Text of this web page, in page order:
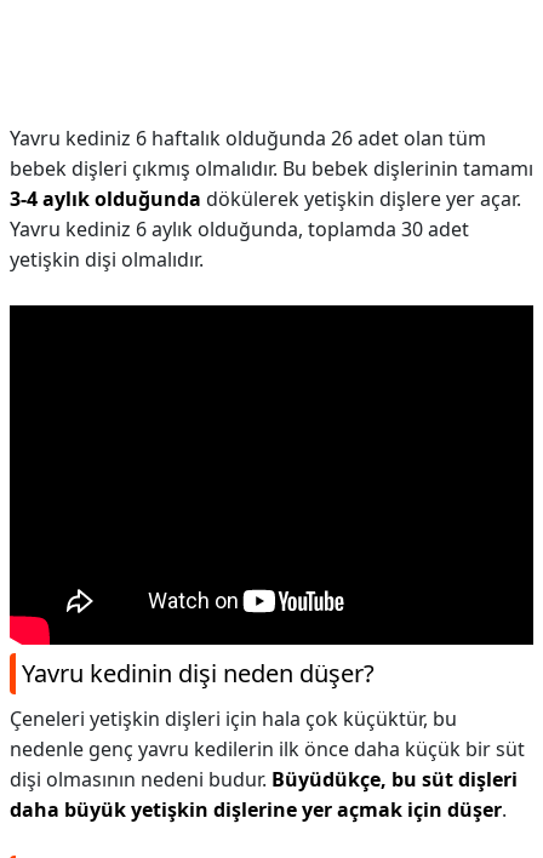
Yavru kediniz 6 haftalık olduğunda 26 adet olan tüm
bebek dişleri çıkmış olmalıdır. Bu bebek dişlerinin tamamı
3-4 aylık olduğunda dökülerek yetişkin dişlere yer açar.
Yavru kediniz 6 aylık olduğunda, toplamda 30 adet
yetişkin dişi olmalıdır.
Yavru kedinin dişi neden düşer?
Çeneleri yetişkin dişleri için hala çok küçüktür, bu
nedenle genç yavru kedilerin ilk önce daha küçük bir süt
dişi olmasının nedeni budur. Büyüdükçe, bu süt dişleri
daha büyük yetişkin dişlerine yer açmak için düşer.